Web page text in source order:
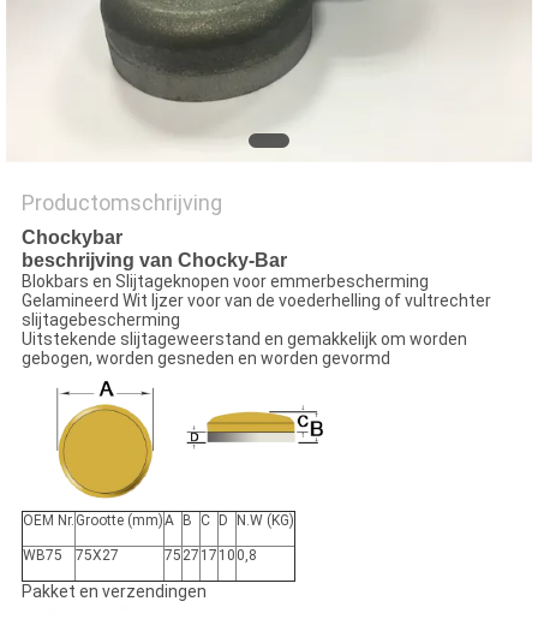
POLICY
Productomschrijving
Chockybar
beschrijving van Chocky-Bar
Blokbars en Slijtageknopen voor emmerbescherming
Gelamineerd Wit Ijzer voor van de voederhelling of vultrechter
slijtagebescherming
Uitstekende slijtageweerstand en gemakkelijk om worden
gebogen, worden gesneden en worden gevormd
OEM Nr. Grootte (mm)A B C D N.W (KG)
WB75 75X27 75 27 17 10 0,8
Pakket en verzendingen